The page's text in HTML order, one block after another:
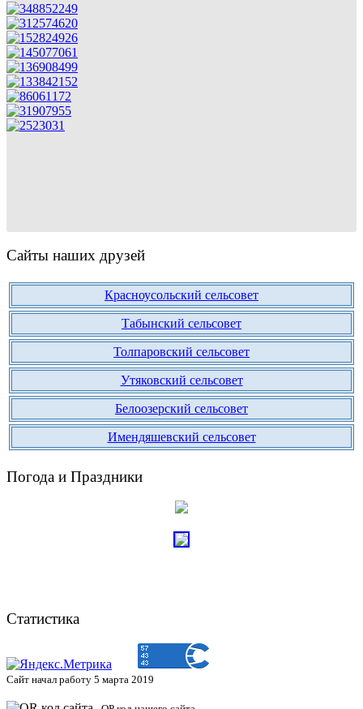
Сайты наших друзей
Красноусольский сельсовет
Табынский сельсовет
Толпаровский сельсовет
Утяковский сельсовет
Белоозерский сельсовет
Имендяшевский сельсовет
Погода и Праздники
Статистика
Сайт начал работу 5 марта 2019